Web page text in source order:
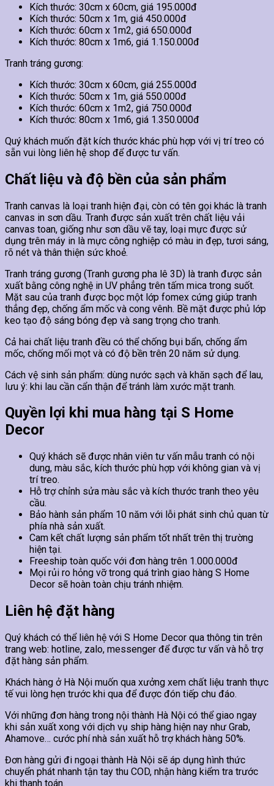
Kích thước: 30cm x 60cm, giá 195.000đ
Kích thước: 50cm x 1m, giá 450.000đ
Kích thước: 60cm x 1m2, giá 650.000đ
Kích thước: 80cm x 1m6, giá 1.150.000đ
Tranh tráng gương:
Kích thước: 30cm x 60cm, giá 255.000đ
Kích thước: 50cm x 1m, giá 550.000đ
Kích thước: 60cm x 1m2, giá 750.000đ
Kích thước: 80cm x 1m6, giá 1.350.000đ
Quý khách muốn đặt kích thước khác phù hợp với vị trí treo có
sẵn vui lòng liên hệ shop để được tư vấn.
Chất liệu và độ bền của sản phẩm
Tranh canvas là loại tranh hiện đại, còn có tên gọi khác là tranh
canvas in sơn dầu. Tranh được sản xuất trên chất liệu vải
canvas toan, giống như sơn dầu vẽ tay, loại mực được sử
dụng trên máy in là mực công nghiệp có màu in đẹp, tươi sáng,
rõ nét và thân thiện sức khoẻ.
Tranh tráng gương (Tranh gương pha lê 3D) là tranh được sản
xuất bằng công nghệ in UV phẳng trên tấm mica trong suốt.
Mặt sau của tranh được bọc một lớp fomex cứng giúp tranh
thẳng đẹp, chống ẩm mốc và cong vênh. Bề mặt được phủ lớp
keo tạo độ sáng bóng đẹp và sang trọng cho tranh.
Cả hai chất liệu tranh đều có thể chống bụi bẩn, chống ẩm
mốc, chống mối mọt và có độ bền trên 20 năm sử dụng.
Cách vệ sinh sản phẩm: dùng nước sạch và khăn sạch để lau,
lưu ý: khi lau cần cẩn thận để tránh làm xước mặt tranh.
Quyền lợi khi mua hàng tại S Home
Decor
Quý khách sẽ được nhân viên tư vấn mẫu tranh có nội
dung, màu sắc, kích thước phù hợp với không gian và vị
trí treo.
Hỗ trợ chỉnh sửa màu sắc và kích thước tranh theo yêu
cầu.
Bảo hành sản phẩm 10 năm với lỗi phát sinh chủ quan từ
phía nhà sản xuất.
Cam kết chất lượng sản phẩm tốt nhất trên thị trường
hiện tại.
Freeship toàn quốc với đơn hàng trên 1.000.000đ
Mọi rủi ro hỏng vỡ trong quá trình giao hàng S Home
Decor sẽ hoàn toàn chịu tránh nhiệm.
Liên hệ đặt hàng
Quý khách có thể liên hệ với S Home Decor qua thông tin trên
trang web: hotline, zalo, messenger để được tư vấn và hỗ trợ
đặt hàng sản phẩm.
Khách hàng ở Hà Nội muốn qua xưởng xem chất liệu tranh thực
tế vui lòng hẹn trước khi qua để được đón tiếp chu đáo.
Với những đơn hàng trong nội thành Hà Nội có thể giao ngay
khi sản xuất xong với dịch vụ ship hàng hiện nay như Grab,
Ahamove… cước phí nhà sản xuất hỗ trợ khách hàng 50%.
Đơn hàng gửi đi ngoại thành Hà Nội sẽ áp dụng hình thức
chuyển phát nhanh tận tay thu COD, nhận hàng kiểm tra trước
khi thanh toán.